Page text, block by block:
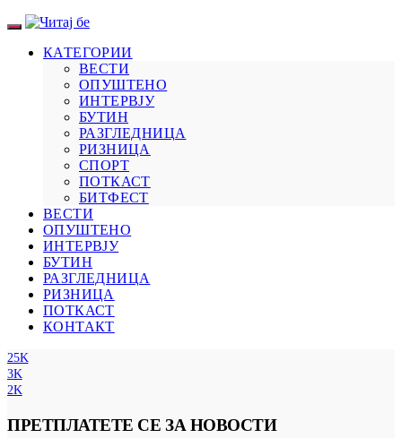
КАТЕГОРИИ
ВЕСТИ
ОПУШТЕНО
ИНТЕРВЈУ
БУТИН
РАЗГЛЕДНИЦА
РИЗНИЦА
СПОРТ
ПОТКАСТ
БИТФЕСТ
ВЕСТИ
ОПУШТЕНО
ИНТЕРВЈУ
БУТИН
РАЗГЛЕДНИЦА
РИЗНИЦА
ПОТКАСТ
КОНТАКТ
25K
3K
2K
ПРЕТПЛАТЕТЕ СЕ ЗА НОВОСТИ